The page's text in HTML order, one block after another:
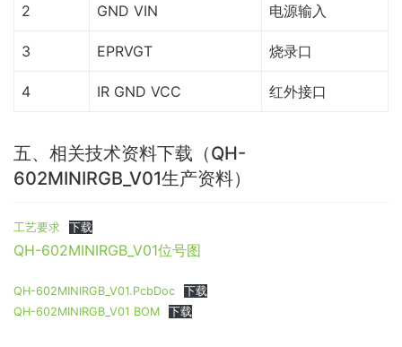
2 GND VIN 电源输入
3 EPRVGT 烧录口
4 IR GND VCC 红外接口
五、相关技术资料下载（QH-
602MINIRGB_V01生产资料）
工艺要求 下载
QH-602MINIRGB_V01位号图
QH-602MINIRGB_V01.PcbDoc
下载
QH-602MINIRGB_V01 BOM
下载